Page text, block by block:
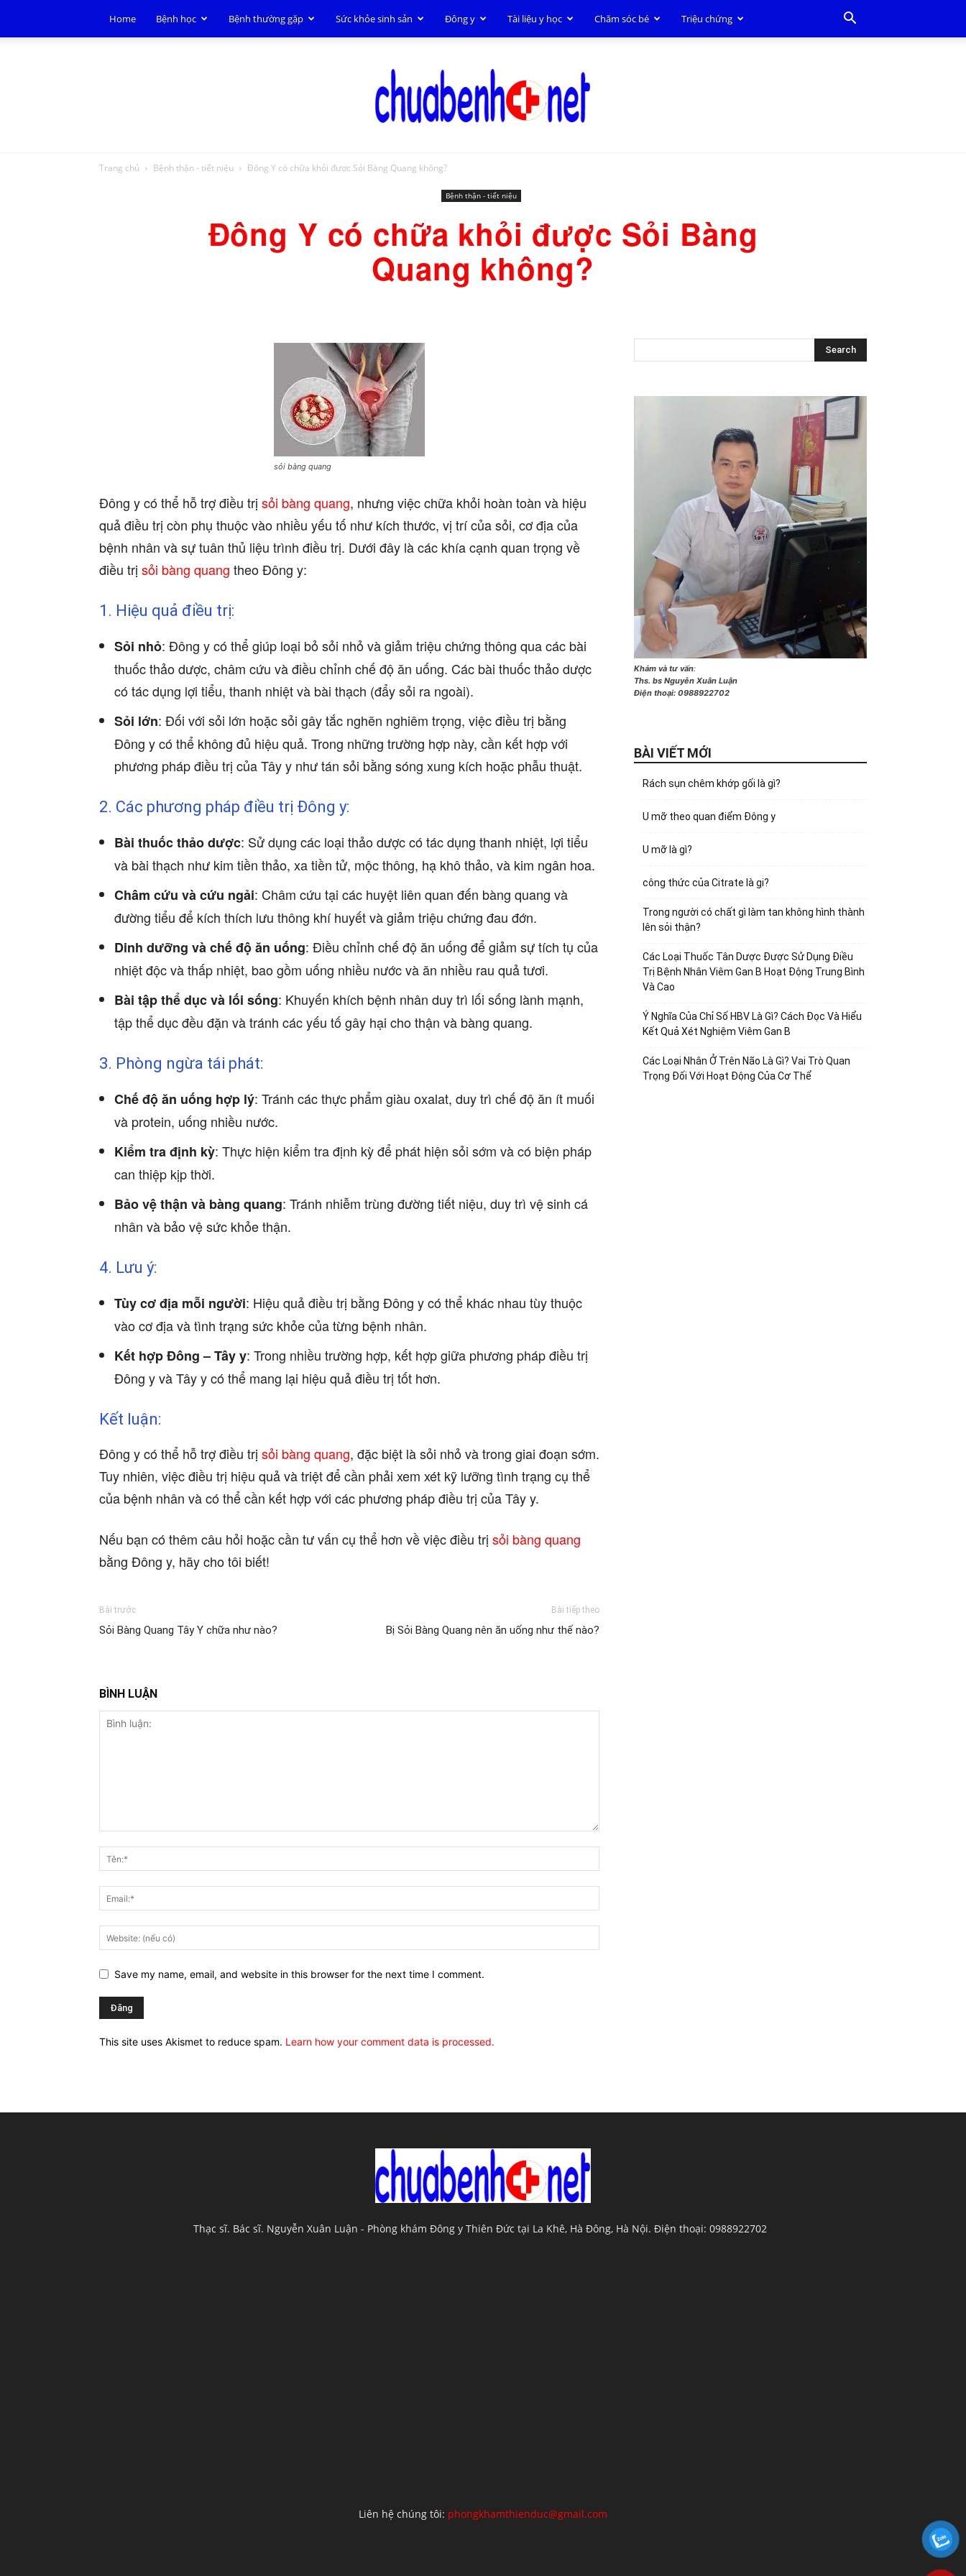
Home Bệnh học Bệnh thường gặp Sức khỏe sinh sản Đông y Tài liệu y học Chăm sóc bé Triệu chứng
Trang chủ Bệnh thận - tiết niệu Đông Y có chữa khỏi được Sỏi Bàng Quang không?
Bệnh thận - tiết niệu
Đông Y có chữa khỏi được Sỏi Bàng
Quang không?
sỏi bàng quang
Đông y có thể hỗ trợ điều trị sỏi bàng quang, nhưng việc chữa khỏi hoàn toàn và hiệu
quả điều trị còn phụ thuộc vào nhiều yếu tố như kích thước, vị trí của sỏi, cơ địa của
bệnh nhân và sự tuân thủ liệu trình điều trị. Dưới đây là các khía cạnh quan trọng về
điều trị sỏi bàng quang theo Đông y:
1. Hiệu quả điều trị:
Sỏi nhỏ: Đông y có thể giúp loại bỏ sỏi nhỏ và giảm triệu chứng thông qua các bài
thuốc thảo dược, châm cứu và điều chỉnh chế độ ăn uống. Các bài thuốc thảo dược
có tác dụng lợi tiểu, thanh nhiệt và bài thạch (đẩy sỏi ra ngoài).
Sỏi lớn: Đối với sỏi lớn hoặc sỏi gây tắc nghẽn nghiêm trọng, việc điều trị bằng
Đông y có thể không đủ hiệu quả. Trong những trường hợp này, cần kết hợp với
phương pháp điều trị của Tây y như tán sỏi bằng sóng xung kích hoặc phẫu thuật.
2. Các phương pháp điều trị Đông y:
Bài thuốc thảo dược: Sử dụng các loại thảo dược có tác dụng thanh nhiệt, lợi tiểu
và bài thạch như kim tiền thảo, xa tiền tử, mộc thông, hạ khô thảo, và kim ngân hoa.
Châm cứu và cứu ngải: Châm cứu tại các huyệt liên quan đến bàng quang và
đường tiểu để kích thích lưu thông khí huyết và giảm triệu chứng đau đớn.
Dinh dưỡng và chế độ ăn uống: Điều chỉnh chế độ ăn uống để giảm sự tích tụ của
nhiệt độc và thấp nhiệt, bao gồm uống nhiều nước và ăn nhiều rau quả tươi.
Bài tập thể dục và lối sống: Khuyến khích bệnh nhân duy trì lối sống lành mạnh,
tập thể dục đều đặn và tránh các yếu tố gây hại cho thận và bàng quang.
3. Phòng ngừa tái phát:
Chế độ ăn uống hợp lý: Tránh các thực phẩm giàu oxalat, duy trì chế độ ăn ít muối
và protein, uống nhiều nước.
Kiểm tra định kỳ: Thực hiện kiểm tra định kỳ để phát hiện sỏi sớm và có biện pháp
can thiệp kịp thời.
Bảo vệ thận và bàng quang: Tránh nhiễm trùng đường tiết niệu, duy trì vệ sinh cá
nhân và bảo vệ sức khỏe thận.
4. Lưu ý:
Tùy cơ địa mỗi người: Hiệu quả điều trị bằng Đông y có thể khác nhau tùy thuộc
vào cơ địa và tình trạng sức khỏe của từng bệnh nhân.
Kết hợp Đông – Tây y: Trong nhiều trường hợp, kết hợp giữa phương pháp điều trị
Đông y và Tây y có thể mang lại hiệu quả điều trị tốt hơn.
Kết luận:
Đông y có thể hỗ trợ điều trị sỏi bàng quang, đặc biệt là sỏi nhỏ và trong giai đoạn sớm.
Tuy nhiên, việc điều trị hiệu quả và triệt để cần phải xem xét kỹ lưỡng tình trạng cụ thể
của bệnh nhân và có thể cần kết hợp với các phương pháp điều trị của Tây y.
Nếu bạn có thêm câu hỏi hoặc cần tư vấn cụ thể hơn về việc điều trị sỏi bàng quang
bằng Đông y, hãy cho tôi biết!
Bài trước
Sỏi Bàng Quang Tây Y chữa như nào?
Bài tiếp theo
Bị Sỏi Bàng Quang nên ăn uống như thế nào?
BÌNH LUẬN
Save my name, email, and website in this browser for the next time I comment.
This site uses Akismet to reduce spam. Learn how your comment data is processed.
Khám và tư vấn:
Ths. bs Nguyễn Xuân Luận
Điện thoại: 0988922702
BÀI VIẾT MỚI
Rách sụn chêm khớp gối là gì?
U mỡ theo quan điểm Đông y
U mỡ là gì?
công thức của Citrate là gi?
Trong người có chất gì làm tan không hình thành
lên sỏi thận?
Các Loại Thuốc Tân Dược Được Sử Dụng Điều
Trị Bệnh Nhân Viêm Gan B Hoạt Động Trung Bình
Và Cao
Ý Nghĩa Của Chỉ Số HBV Là Gì? Cách Đọc Và Hiểu
Kết Quả Xét Nghiệm Viêm Gan B
Các Loại Nhân Ở Trên Não Là Gì? Vai Trò Quan
Trọng Đối Với Hoạt Động Của Cơ Thể
Thạc sĩ. Bác sĩ. Nguyễn Xuân Luận - Phòng khám Đông y Thiên Đức tại La Khê, Hà Đông, Hà Nội. Điện thoại: 0988922702
Liên hệ chúng tôi: phongkhamthienduc@gmail.com